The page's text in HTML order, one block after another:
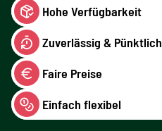
Hohe Verfügbarkeit
Zuverlässig & Pünktlich
Faire Preise
Einfach flexibel